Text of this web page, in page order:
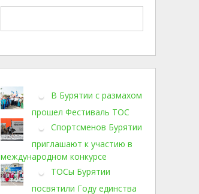
В Бурятии с размахом
прошел Фестиваль ТОС
Спортсменов Бурятии
приглашают к участию в
международном конкурсе
ТОСы Бурятии
посвятили Году единства